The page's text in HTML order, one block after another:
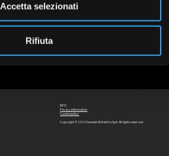
Accetta selezionati
Rifiuta
INFO
Privacy information
Cookie policy
Copyright © 2025 Sweden & Martina SpA. All rights reserved.